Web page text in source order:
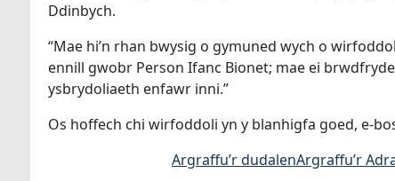
Ddinbych.
“Mae hi’n rhan bwysig o gymuned wych o
ennill gwobr Person Ifanc Bionet; mae ei
ysbrydoliaeth enfawr inni.”
Os hoffech chi wirfoddoli yn y blanhigfa goed, e-
Argraffu’r dudalenArgraffu’r